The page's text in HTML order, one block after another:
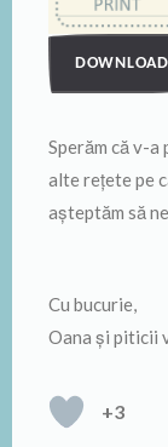
DOWNLOAD
Sperăm că v-
alte rețete pe
așteptăm să
Cu bucurie,
Oana și piticii
+3